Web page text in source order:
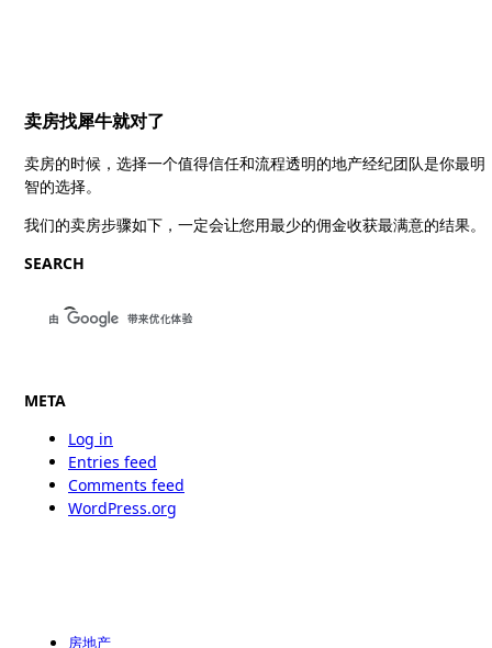
卖房找犀牛就对了
卖房的时候，选择一个值得信任和流程透明的地产经纪团队是你最明
智的选择。
我们的卖房步骤如下，一定会让您用最少的佣金收获最满意的结果。
SEARCH
META
Log in
Entries feed
Comments feed
WordPress.org
房地产